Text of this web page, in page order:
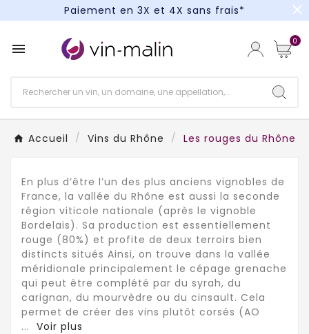
Paiement en 3X et 4X sans frais*
Paiement en 3X et 4X sans frais*
close
 0
Accueil Vins du Rhône Les rouges du Rhône
En plus d’être l’un des plus anciens vignobles de
France, la vallée du Rhône est aussi la seconde
région viticole nationale (après le vignoble
Bordelais). Sa production est essentiellement
rouge (80%) et profite de deux terroirs bien
distincts situés Ainsi, on trouve dans la vallée
méridionale principalement le cépage grenache
qui peut être complété par du syrah, du
carignan, du mourvèdre ou du cinsault. Cela
permet de créer des vins plutôt corsés (AO
... Voir plus